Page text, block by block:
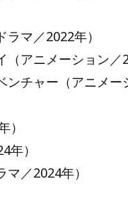
マ／2022年）
アニメーション／
ンチャー（アニメー
）
年）
／2024年）